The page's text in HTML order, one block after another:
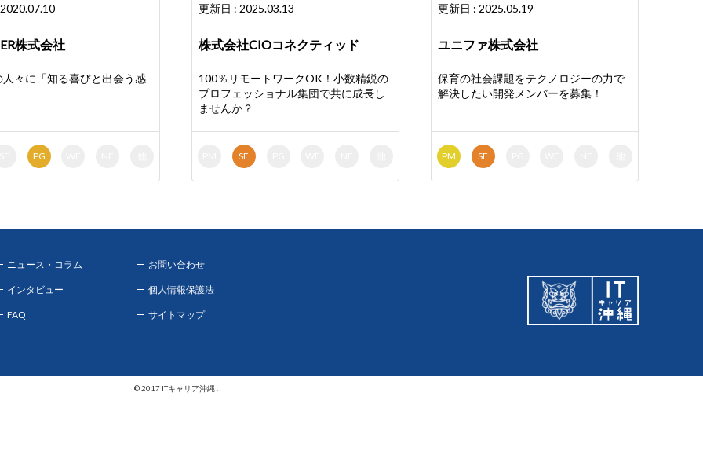
株式会社
人々に「知る喜びと出会う感
PG
更新日 : 2025.03.13
株式会社CIOコネクティッド
100％リモートワークOK！小数精鋭の
プロフェッショナル集団で共に成長し
ませんか？
SE
更新日 : 2025.05.19
ユニファ株式会社
保育の社会課題をテクノロジーの力で
解決したい開発メンバーを募集！
PM SE
ニュース・コラム お問い合わせ
インタビュー 個人情報保護法
FAQ サイトマップ
© 2017 ITキャリア沖縄 .